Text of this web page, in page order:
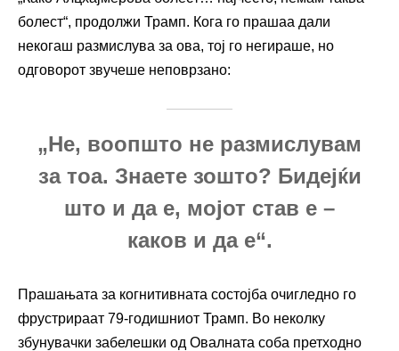
болест“, продолжи Трамп. Кога го прашаа дали
некогаш размислува за ова, тој го негираше, но
одговорот звучеше неповрзано:
„Не, воопшто не размислувам
за тоа. Знаете зошто? Бидејќи
што и да е, мојот став е –
каков и да е“.
Прашањата за когнитивната состојба очигледно го
фрустрираат 79-годишниот Трамп. Во неколку
збунувачки забелешки од Овалната соба претходно